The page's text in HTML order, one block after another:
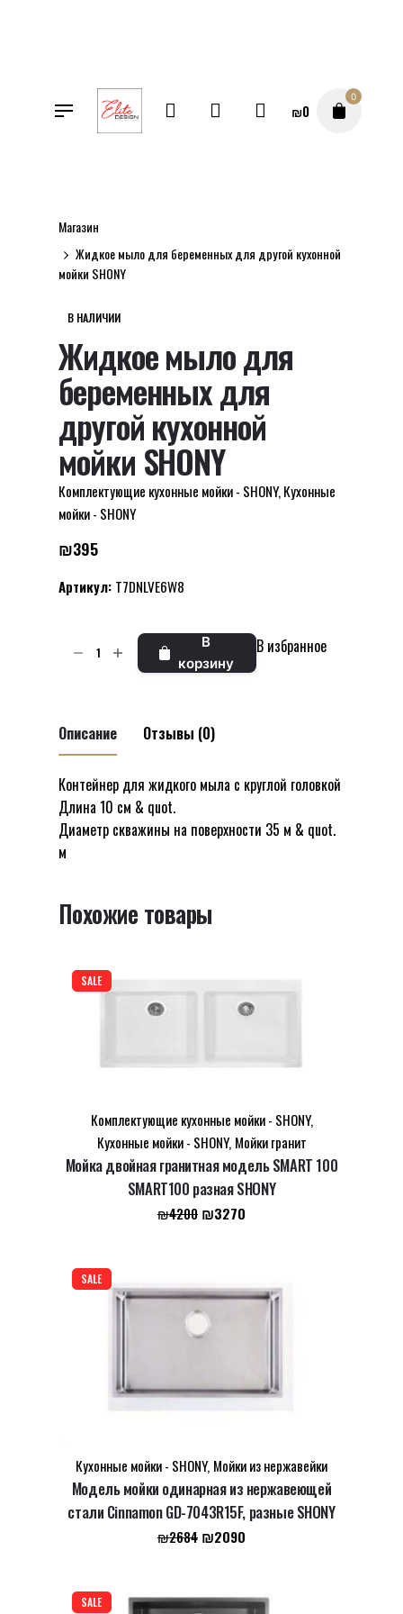
₪0
0
Магазин
Жидкое мыло для беременных для другой кухонной
мойки SHONY
В НАЛИЧИИ
Жидкое мыло для
беременных для
другой кухонной
мойки SHONY
Комплектующие кухонные мойки - SHONY,Кухонные
мойки - SHONY
₪395
Артикул: T7DNLVE6W8
для
беременных
для
другой
кухонной
мойки
В
корзину
В избранное
Описание Отзывы (0)
Контейнер для жидкого мыла с круглой головкой
Длина 10 см & quot.
Диаметр скважины на поверхности 35 м & quot.
м
Отзывов пока нет.
Будьте первым, кто оставил отзыв на
“Жидкое мыло для беременных для
другой кухонной мойки SHONY”
Ваш адрес email не будет опубликован.
Обязательные поля помечены
Оцените этот товар:
LEAVE A REPLY
Сохранить моё имя, email и адрес сайта в этом
Похожие товары
SALE
Комплектующие кухонные мойки - SHONY,
Кухонные мойки - SHONY, Мойки гранит
Мойка двойная гранитная модель SMART 100
SMART100 разная SHONY
₪4200 Первоначальная
₪3270
SALE
Кухонные мойки - SHONY, Мойки из нержавейки
Модель мойки одинарная из нержавеющей
стали Cinnamon GD-7043R15F, разные SHONY
₪2684 Первоначальная
₪2684.
₪2090
SALE